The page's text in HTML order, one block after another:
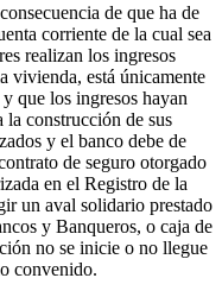
de que ha de
corriente de la cual sea
realizan los ingresos
vivienda, está únicamente
que los ingresos hayan
la construcción de sus
y el banco debe de
de seguro otorgado
en el Registro de la
un aval solidario prestado
y Banqueros, o caja de
no se inicie o no llegue
convenido.